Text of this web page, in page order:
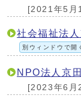
[2021年5月
社会福祉法
別ウィンドウで開
NPO法人京
[2023年6月